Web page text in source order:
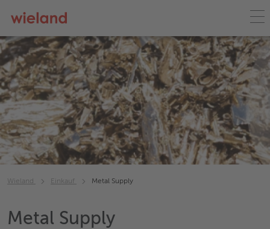
Wieland Einkauf Metal Supply
Metal Supply